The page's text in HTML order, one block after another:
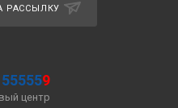
РАССЫЛКУ
9
центр